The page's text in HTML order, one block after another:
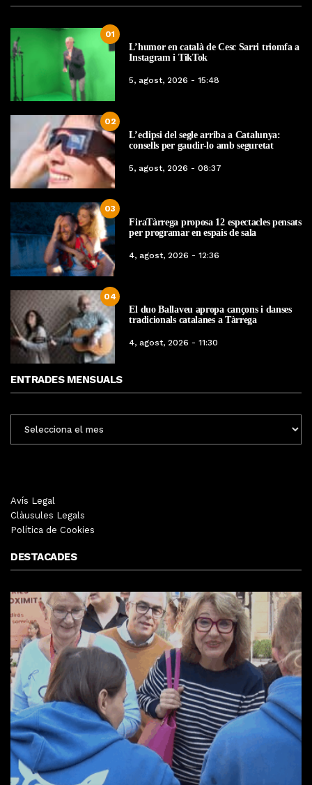
01
L’humor en català de Cesc Sarri triomfa a
Instagram i TikTok
5, agost, 2026 - 15:48
02
L’eclipsi del segle arriba a Catalunya:
consells per gaudir-lo amb seguretat
5, agost, 2026 - 08:37
03
FiraTàrrega proposa 12 espectacles pensats
per programar en espais de sala
4, agost, 2026 - 12:36
04
El duo Ballaveu apropa cançons i danses
tradicionals catalanes a Tàrrega
4, agost, 2026 - 11:30
ENTRADES MENSUALS
MENSUALS
Avís Legal
Clàusules Legals
Política de Cookies
DESTACADES